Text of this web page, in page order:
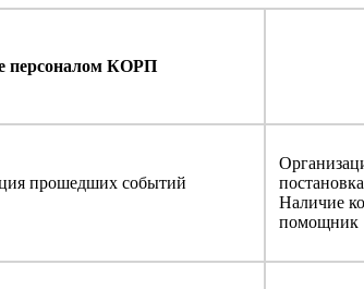
персоналом КОРП
прошедших событий
Наличие
помощник